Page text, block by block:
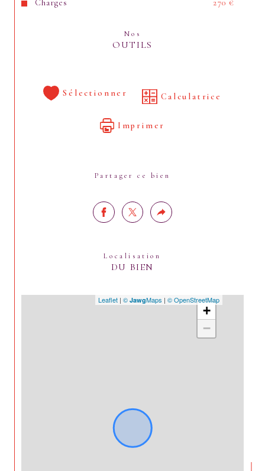
Charges 270 €
Nos
OUTILS
Sélectionner Calculatrice
Imprimer
Partager ce bien
Localisation
DU BIEN
+
−
Leaflet | © JawgMaps | © OpenStreetMap